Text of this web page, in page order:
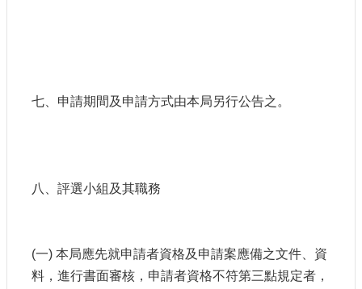
七、申請期間及申請方式由本局另行公告之。
八、評選小組及其職務
(一) 本局應先就申請者資格及申請案應備之文件、資
料，進行書面審核，申請者資格不符第三點規定者，